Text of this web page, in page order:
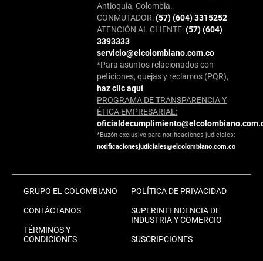
Antioquia, Colombia.
CONMUTADOR:(57) (604) 3315252
ATENCIÓN AL CLIENTE:(57) (604)
3393333
servicio@elcolombiano.com.co
*Para asuntos relacionados con
peticiones, quejas y reclamos (PQR),
haz clic aquí
PROGRAMA DE TRANSPARENCIA Y
ÉTICA EMPRESARIAL:
*Buzón exclusivo para notificaciones judiciales:
notificacionesjudiciales@elcolombiano.com.co
GRUPO EL COLOMBIANO
CONTÁCTANOS
TÉRMINOS Y
CONDICIONES
POLÍTICA DE PRIVACIDAD
SUPERINTENDENCIA DE
INDUSTRIA Y COMERCIO
SUSCRIPCIONES